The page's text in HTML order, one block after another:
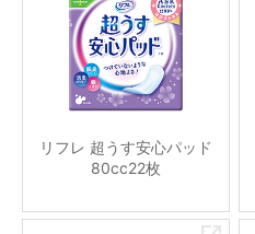
リフレ 超うす安心パッド
80cc22枚